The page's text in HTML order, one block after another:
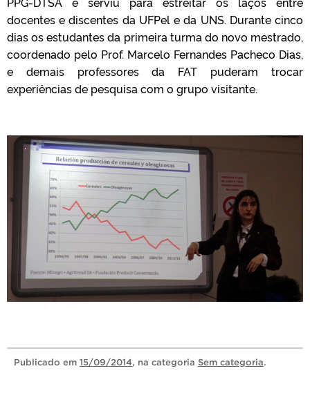
docentes e discentes da UFPel e da UNS. Durante cinco
dias os estudantes da primeira turma do novo mestrado,
coordenado pelo Prof. Marcelo Fernandes Pacheco Dias,
e demais professores da FAT puderam trocar
experiências de pesquisa com o grupo visitante.
Publicado em 15/09/2014, na categoria Sem categoria.